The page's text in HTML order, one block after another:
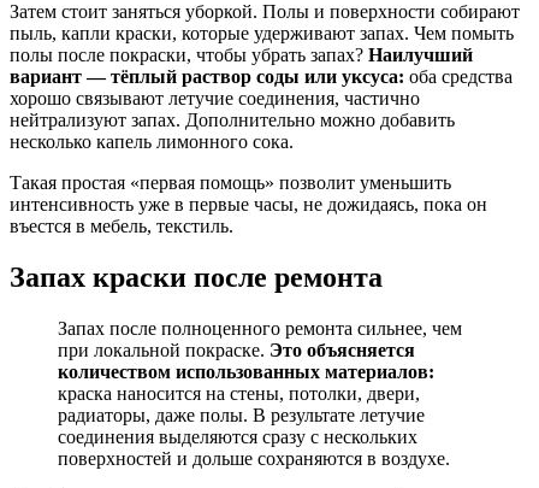
Затем стоит заняться уборкой. Полы и поверхности собирают
пыль, капли краски, которые удерживают запах. Чем помыть
полы после покраски, чтобы убрать запах? Наилучший
вариант — тёплый раствор соды или уксуса: оба средства
хорошо связывают летучие соединения, частично
нейтрализуют запах. Дополнительно можно добавить
несколько капель лимонного сока.
Такая простая «первая помощь» позволит уменьшить
интенсивность уже в первые часы, не дожидаясь, пока он
въестся в мебель, текстиль.
Запах краски после ремонта
Запах после полноценного ремонта сильнее, чем
при локальной покраске. Это объясняется
количеством использованных материалов:
краска наносится на стены, потолки, двери,
радиаторы, даже полы. В результате летучие
соединения выделяются сразу с нескольких
поверхностей и дольше сохраняются в воздухе.